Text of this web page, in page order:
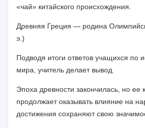
«чай» китайского про­исхождения.
Древняя Греция — родина
э.)
Подводя итоги ответов учащихся по
мира, учи­тель делает вывод.
Эпоха древности закончилась, но ее
продолжает оказы­вать влияние на
достижения сохраняют свою